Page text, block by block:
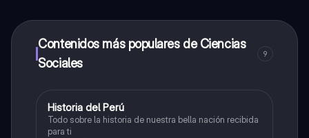
a determinadas funciones.
Contenidos más populares de Ciencias
Sociales
9
Ciencias Sociales
Historia del Perú
Todo sobre la historia de nuestra bella nación recibida
para ti